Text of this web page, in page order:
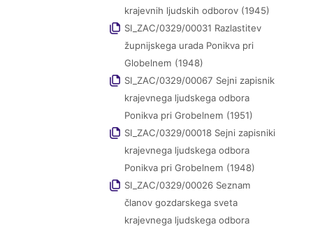
krajevnih ljudskih odborov (1945)
SI_ZAC/0329/00031 Razlastitev
župnijskega urada Ponikva pri
Globelnem (1948)
SI_ZAC/0329/00067 Sejni zapisnik
krajevnega ljudskega odbora
Ponikva pri Grobelnem (1951)
SI_ZAC/0329/00018 Sejni zapisniki
krajevnega ljudskega odbora
Ponikva pri Grobelnem (1948)
SI_ZAC/0329/00026 Seznam
članov gozdarskega sveta
krajevnega ljudskega odbora